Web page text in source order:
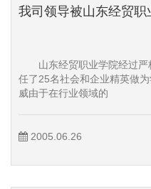
我司领导被山东经贸
山东经贸职业学院经过严
任了25名社会和企业精英做
威由于在行业领域的
2005.06.26